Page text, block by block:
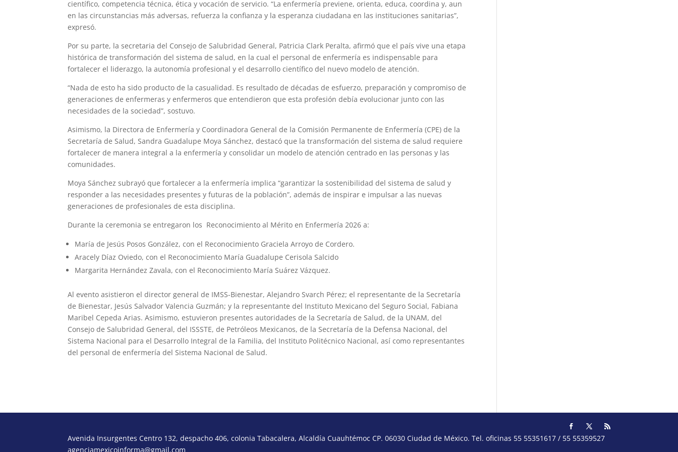
científico, competencia técnica, ética y vocación de servicio. “La enfermería previene, orienta, educa, coordina y, aun
en las circunstancias más adversas, refuerza la confianza y la esperanza ciudadana en las instituciones sanitarias”,
expresó.
Por su parte, la secretaria del Consejo de Salubridad General, Patricia Clark Peralta, afirmó que el país vive una etapa
histórica de transformación del sistema de salud, en la cual el personal de enfermería es indispensable para
fortalecer el liderazgo, la autonomía profesional y el desarrollo científico del nuevo modelo de atención.
“Nada de esto ha sido producto de la casualidad. Es resultado de décadas de esfuerzo, preparación y compromiso de
generaciones de enfermeras y enfermeros que entendieron que esta profesión debía evolucionar junto con las
necesidades de la sociedad”, sostuvo.
Asimismo, la Directora de Enfermería y Coordinadora General de la Comisión Permanente de Enfermería (CPE) de la
Secretaría de Salud, Sandra Guadalupe Moya Sánchez, destacó que la transformación del sistema de salud requiere
fortalecer de manera integral a la enfermería y consolidar un modelo de atención centrado en las personas y las
comunidades.
Moya Sánchez subrayó que fortalecer a la enfermería implica “garantizar la sostenibilidad del sistema de salud y
responder a las necesidades presentes y futuras de la población”, además de inspirar e impulsar a las nuevas
generaciones de profesionales de esta disciplina.
Durante la ceremonia se entregaron los Reconocimiento al Mérito en Enfermería 2026 a:
María de Jesús Posos González, con el Reconocimiento Graciela Arroyo de Cordero.
Aracely Díaz Oviedo, con el Reconocimiento María Guadalupe Cerisola Salcido
Margarita Hernández Zavala, con el Reconocimiento María Suárez Vázquez.
Al evento asistieron el director general de IMSS-Bienestar, Alejandro Svarch Pérez; el representante de la Secretaría
de Bienestar, Jesús Salvador Valencia Guzmán; y la representante del Instituto Mexicano del Seguro Social, Fabiana
Maribel Cepeda Arias. Asimismo, estuvieron presentes autoridades de la Secretaría de Salud, de la UNAM, del
Consejo de Salubridad General, del ISSSTE, de Petróleos Mexicanos, de la Secretaría de la Defensa Nacional, del
Sistema Nacional para el Desarrollo Integral de la Familia, del Instituto Politécnico Nacional, así como representantes
del personal de enfermería del Sistema Nacional de Salud.
Avenida Insurgentes Centro 132, despacho 406, colonia Tabacalera, Alcaldía Cuauhtémoc CP. 06030 Ciudad de México. Tel. oficinas 55 55351617 / 55 55359527
agenciamexicoinforma@gmail.com